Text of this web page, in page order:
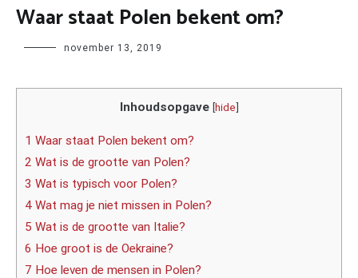
Waar staat Polen bekent om?
Author november 13, 2019
Inhoudsopgave [hide]
1 Waar staat Polen bekent om?
2 Wat is de grootte van Polen?
3 Wat is typisch voor Polen?
4 Wat mag je niet missen in Polen?
5 Wat is de grootte van Italie?
6 Hoe groot is de Oekraine?
7 Hoe leven de mensen in Polen?